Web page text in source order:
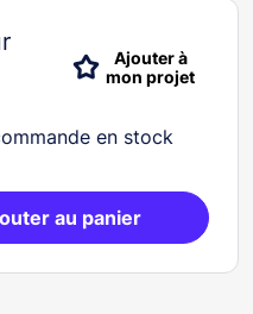
Ajouter à
mon projet
en stock
au panier